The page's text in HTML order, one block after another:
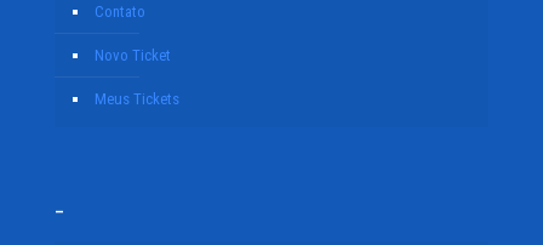
Contato
Novo Ticket
Meus Tickets
–